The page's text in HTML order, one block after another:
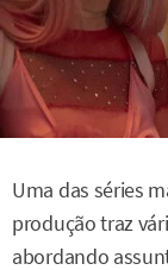
Uma das séries
produção traz
abordando